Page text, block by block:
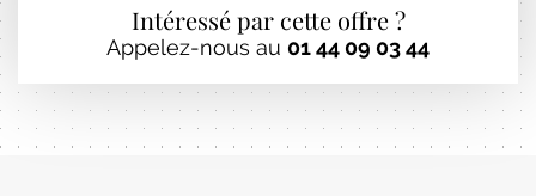
Intéressé par cette offre ?
Appelez-nous au 01 44 09 03 44